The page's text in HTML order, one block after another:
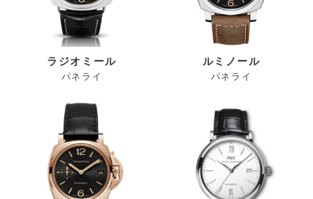
ラジオミール
パネライ
ルミノール
パネライ